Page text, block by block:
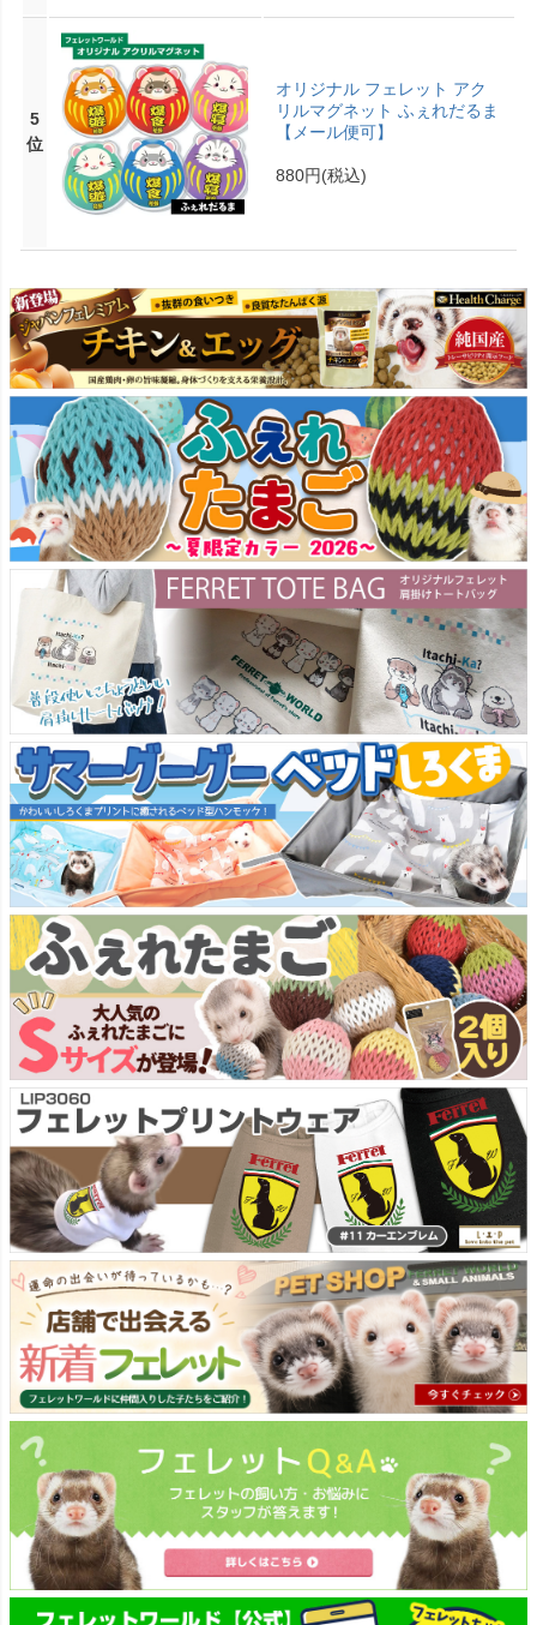
5
位
オリジナル フェレット アク
リルマグネット ふぇれだるま
【メール便可】
880円(税込)